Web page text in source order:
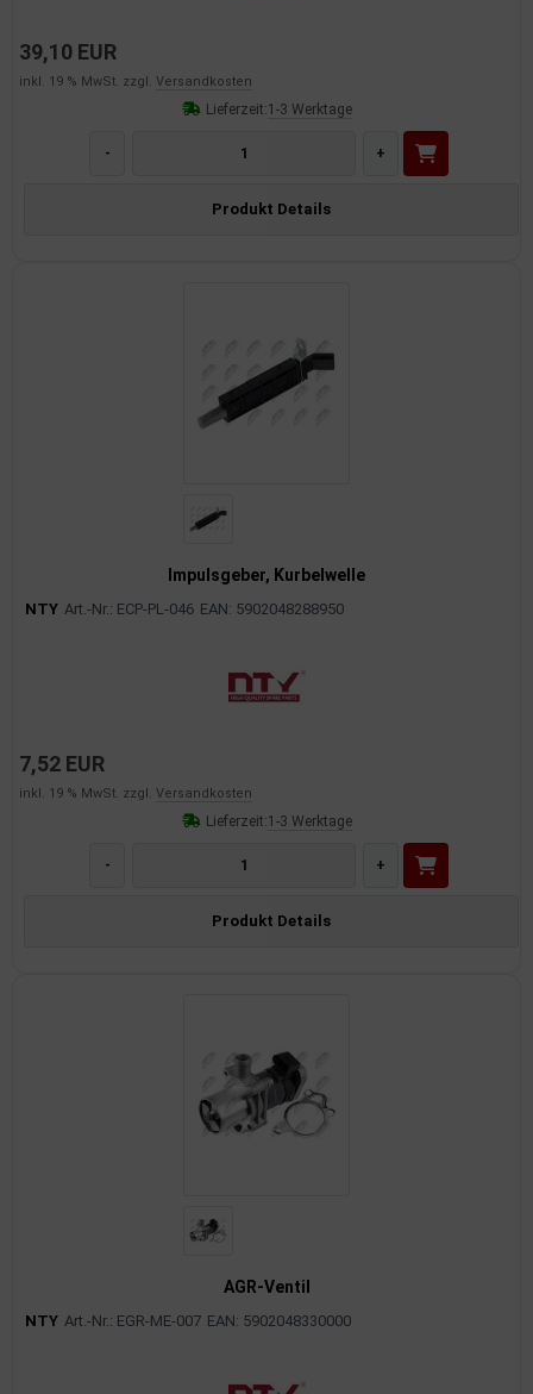
39,10 EUR
inkl. 19 % MwSt. zzgl. Versandkosten
Lieferzeit:1-3 Werktage
- +
Produkt Details
Impulsgeber, Kurbelwelle
NTY Art.-Nr.: ECP-PL-046 EAN: 5902048288950
7,52 EUR
inkl. 19 % MwSt. zzgl. Versandkosten
Lieferzeit:1-3 Werktage
- +
Produkt Details
AGR-Ventil
NTY Art.-Nr.: EGR-ME-007 EAN: 5902048330000